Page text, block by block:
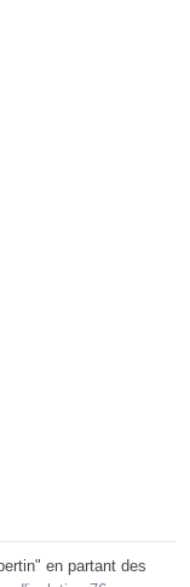
en partant des